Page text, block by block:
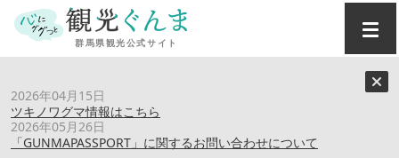
2026年04月15日
ツキノワグマ情報はこちら
2026年05月26日
「GUNMAPASSPORT」に関するお問い合わせについて
朝日屋旅館